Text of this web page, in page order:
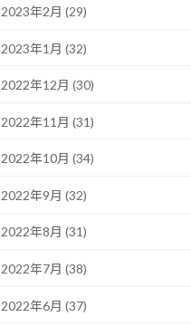
2023年2月 (29)
2023年1月 (32)
2022年12月 (30)
2022年11月 (31)
2022年10月 (34)
2022年9月 (32)
2022年8月 (31)
2022年7月 (38)
2022年6月 (37)